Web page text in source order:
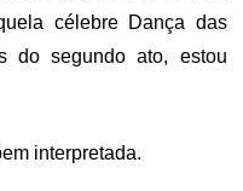
célebre Dança das
do segundo ato, estou
interpretada.